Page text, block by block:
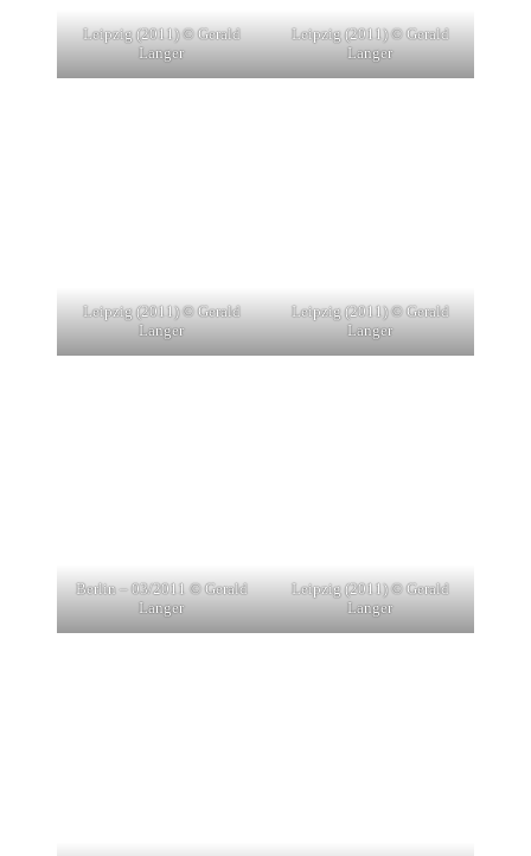
Leipzig (2011) © Gerald
Langer
Leipzig (2011) © Gerald
Langer
Leipzig (2011) © Gerald
Langer
Leipzig (2011) © Gerald
Langer
Berlin – 03/2011 © Gerald
Langer
Leipzig (2011) © Gerald
Langer